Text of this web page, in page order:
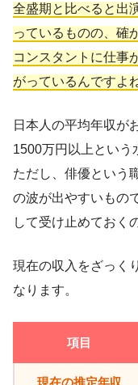
全盛期と比べると出
っているものの、確
コンスタントに仕事
がっているんですよ
日本人の平均年収が
1500万円以上という
ただし、俳優という
の波が出やすいもの
して受け止めておく
現在の収入をざっく
なります。
項目
現在の推定年収